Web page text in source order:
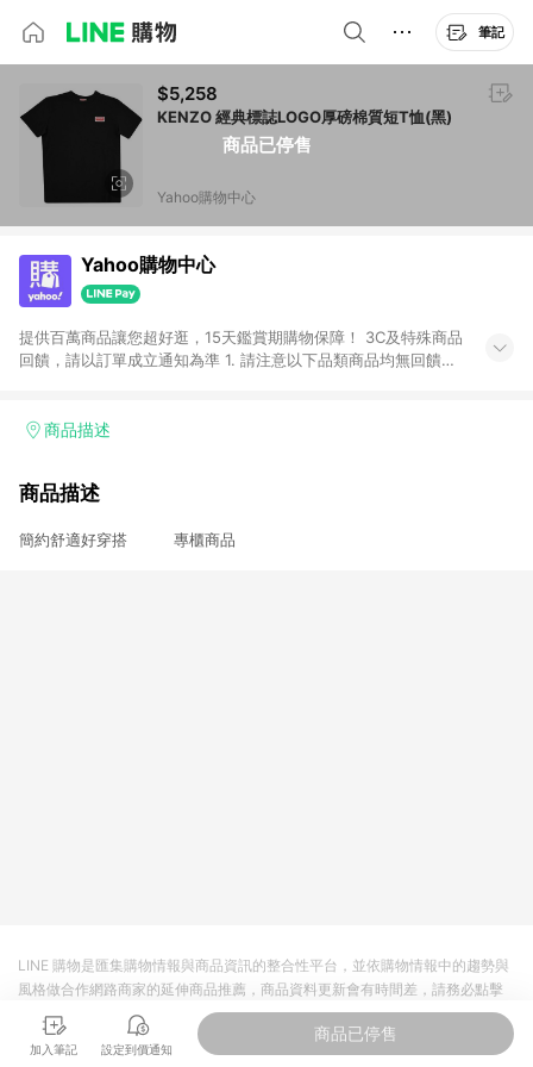
筆記
商品已停售
$5,258
KENZO 經典標誌LOGO厚磅棉質短T恤(黑)
Yahoo購物中心
Yahoo購物中心
提供百萬商品讓您超好逛，15天鑑賞期購物保障！ 3C及特殊商品
回饋，請以訂單成立通知為準 1. 請注意以下品類商品均無回饋：
電玩/遊戲/相機/單眼/鏡頭/拍立得 [2024/6/1起適用] -內接硬
的購回饋活動享Yahoo超贈點回饋者 - 購物中心商店之商品：商
3. 訂單回饋金額將扣除運費/購物金/超贈點/福利金/紅利折抵/折
商品描述
商品描述
簡約舒適好穿搭 專櫃商品
加入筆記 設定到價通知
商品已停售
LINE 購物是匯集購物情報與商品資訊的整合性平台，並依購物情報中的趨勢與
風格做合作網路商家的延伸商品推薦，商品資料更新會有時間差，請務必點擊
商品至各合作網路商家，確認現售價與購物條件，一切資訊以合作廠商網頁為
準。